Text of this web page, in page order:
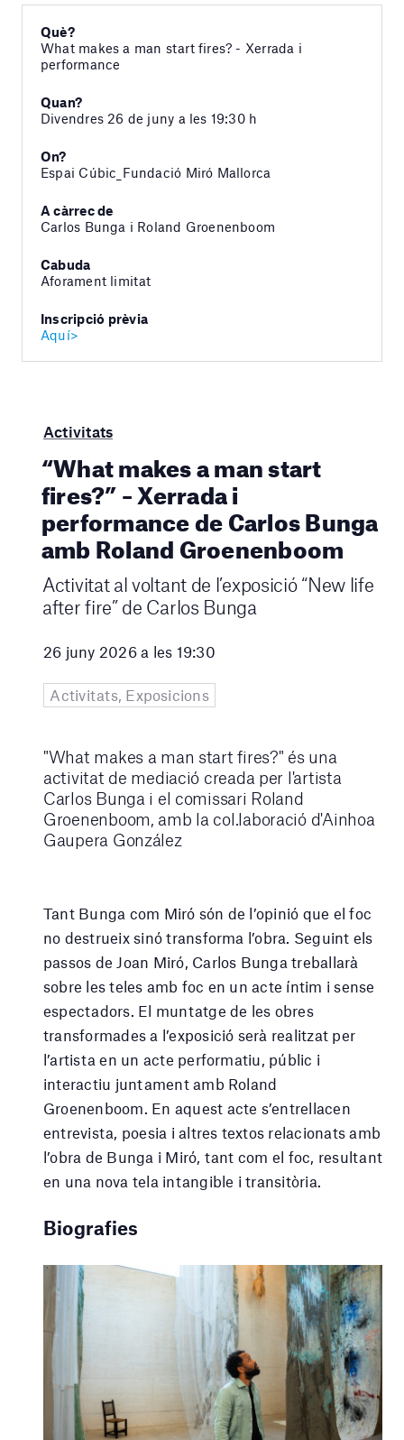
Què?
What makes a man start fires? - Xerrada i
performance
Quan?
Divendres 26 de juny a les 19:30 h
On?
Espai Cúbic_Fundació Miró Mallorca
A càrrec de
Carlos Bunga i Roland Groenenboom
Cabuda
Aforament limitat
Inscripció prèvia
Aquí>
Activitats
“What makes a man start
fires?” – Xerrada i
performance de Carlos Bunga
amb Roland Groenenboom
Activitat al voltant de l’exposició “New life
after fire” de Carlos Bunga
26 juny 2026 a les 19:30
Activitats, Exposicions
"What makes a man start fires?" és una
activitat de mediació creada per l'artista
Carlos Bunga i el comissari Roland
Groenenboom, amb la col.laboració d'Ainhoa
Gaupera González
Tant Bunga com Miró són de l’opinió que el foc
no destrueix sinó transforma l’obra. Seguint els
passos de Joan Miró, Carlos Bunga treballarà
sobre les teles amb foc en un acte íntim i sense
espectadors. El muntatge de les obres
transformades a l’exposició serà realitzat per
l’artista en un acte performatiu, públic i
interactiu juntament amb Roland
Groenenboom. En aquest acte s’entrellacen
entrevista, poesia i altres textos relacionats amb
l’obra de Bunga i Miró, tant com el foc, resultant
en una nova tela intangible i transitòria.
Biografies